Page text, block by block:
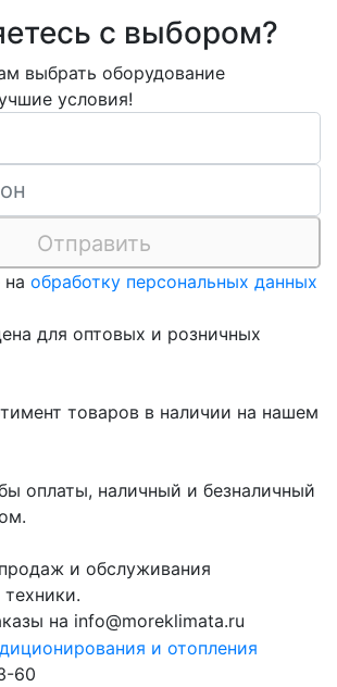
с выбором?
выбрать оборудование
условия!
Отправить
обработку персональных данных
для оптовых и розничных
товаров в наличии на нашем
оплаты, наличный и безналичный
и обслуживания
на info@moreklimata.ru
60